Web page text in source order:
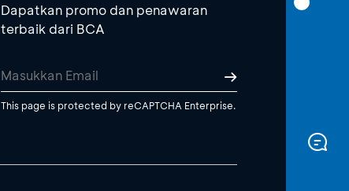
Dapatkan promo dan penawaran
terbaik dari BCA
This page is protected by reCAPTCHA Enterprise.